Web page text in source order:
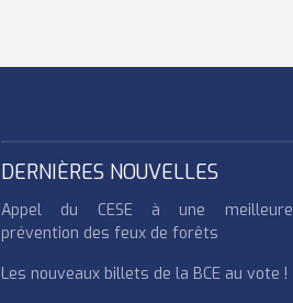
DERNIÈRES NOUVELLES
Appel du CESE à une meilleure
prévention des feux de forêts
Les nouveaux billets de la BCE au vote !